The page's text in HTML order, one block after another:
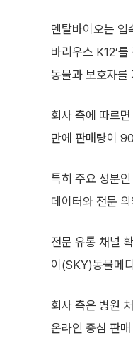
덴탈바이오는 입
바리우스 K12’
동물과 보호자를
회사 측에 따르
만에 판매량이
특히 주요 성분
데이터와 전문
전문 유통 채널
이(SKY)동물메
회사 측은 병원
온라인 중심 판